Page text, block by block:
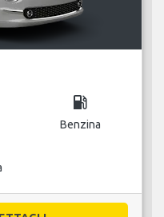
local_gas_station
Benzina